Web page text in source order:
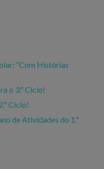
“Com Histórias
o 3.º Ciclo!
Ciclo!
de Atividades do 1.º